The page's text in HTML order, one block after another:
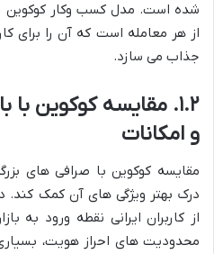
شده است. مدل کسب وکار کوکوین
از هر معامله است که آن را برای
جذاب می سازد.
۱.۲. مقایسه کوکوین
و امکانات
مقایسه کوکوین با صرافی های
درک بهتر ویژگی های آن کمک کند.
از کاربران ایرانی نقطه ورود به
محدودیت های احراز هویت،